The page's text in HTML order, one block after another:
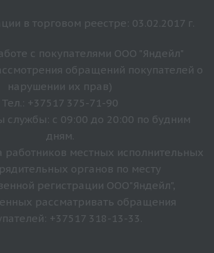
в торговом реестре: 03.02.2017 г.
с покупателями ООО "Яндейл"
обращений покупателей о
нарушении их прав)
Тел.: +37517 375-71-90
службы: с 09:00 до 20:00 по будним
дням.
работников местных исполнительных
органов по месту
регистрации ООО"Яндейл",
рассматривать обращения
+37517 318-13-33.